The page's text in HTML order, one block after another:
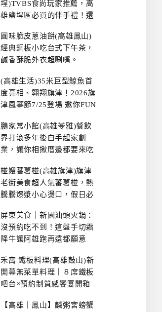
埕)TVBS食尚玩家推薦，高
雄鹽埕區必買的伴手禮！還
圓味脆皮蔥油餅(高雄鳳山)
經典銅板小吃台式下午茶，
鹹香酥脆外衣超唰嘴。
(高雄生活)35米巨型鯨魚首
度亮相、翱翔旗津！2026旗
津風箏節7/25登場 邀你FUN
鵬家常小館(高雄苓雅)餐飲
界打滾多年後白手起家創
業，讓你相揪厝邊都要來吃
椪嫂蕃薯椪(高雄旗津)旗津
老街美食超人氣蕃薯椪，熱
騰騰爆漿小心燙口，假日必
屏東美食｜新園汕頭火鍋：
沒預約吃不到！這盤手切霜
降牛讓阿雄跑再遠都願意
禾寓 鐵板料理(高雄鼓山)新
開幕無菜單料理｜８席鐵板
吧台×預約制質感饗宴開箱
【高雄｜鳳山】麟粥宮螃蟹